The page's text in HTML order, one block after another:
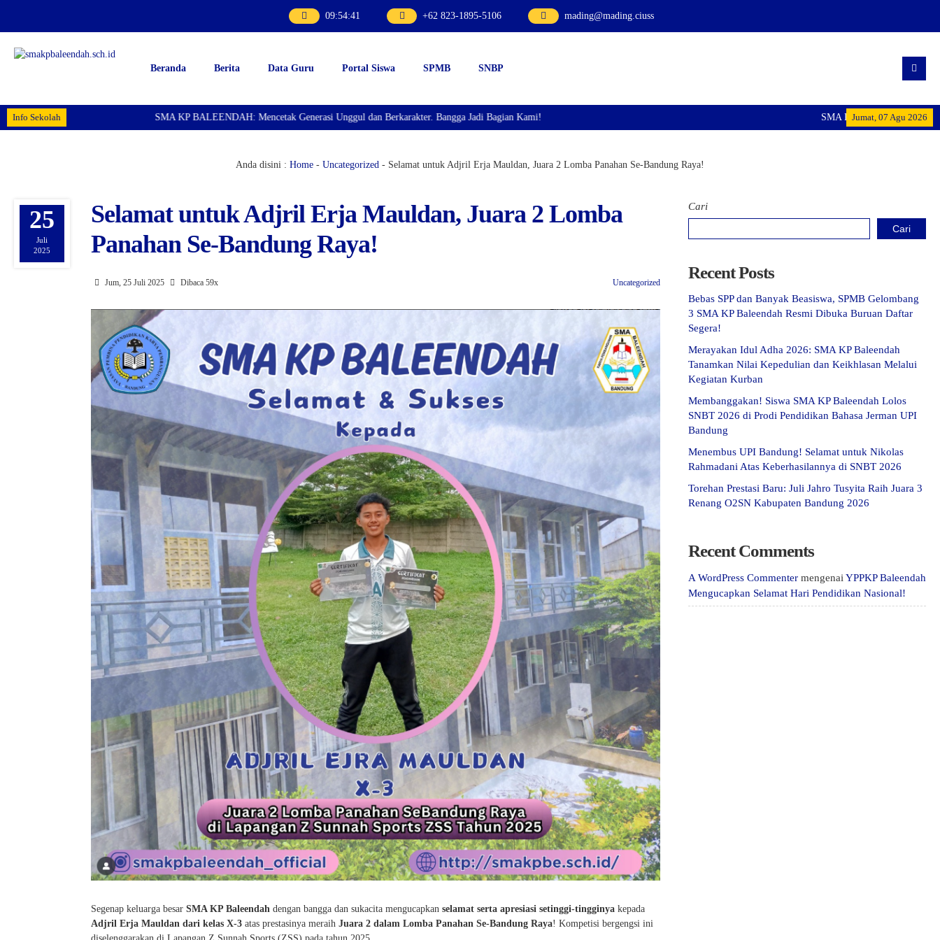
09:54:42 +62 823-1895-5106 mading@mading.ciuss
Beranda Berita Data Guru Portal Siswa SPMB SNBP
Info Sekolah Jumat, 07 Agu 2026
SMA KP BALEENDAH:
SMA KP BALEENDAH: Mencetak Generasi Unggul dan Berkarakter. Bangga Jadi Bagian Kami!
Anda disini : Home - Uncategorized - Selamat untuk Adjril Erja Mauldan, Juara 2 Lomba Panahan Se-Bandung Raya!
25
Juli
2025
Selamat untuk Adjril Erja Mauldan, Juara 2 Lomba
Panahan Se-Bandung Raya!
Jum, 25 Juli 2025 Dibaca 59x Uncategorized
Segenap keluarga besar SMA KP Baleendah dengan bangga dan sukacita mengucapkan selamat serta apresiasi setinggi-tingginya kepada
Adjril Erja Mauldan dari kelas X-3 atas prestasinya meraih Juara 2 dalam Lomba Panahan Se-Bandung Raya! Kompetisi bergengsi ini
Cari
Cari
Recent Posts
Bebas SPP dan Banyak Beasiswa, SPMB Gelombang
3 SMA KP Baleendah Resmi Dibuka Buruan Daftar
Segera!
Merayakan Idul Adha 2026: SMA KP Baleendah
Tanamkan Nilai Kepedulian dan Keikhlasan Melalui
Kegiatan Kurban
Membanggakan! Siswa SMA KP Baleendah Lolos
SNBT 2026 di Prodi Pendidikan Bahasa Jerman UPI
Bandung
Menembus UPI Bandung! Selamat untuk Nikolas
Rahmadani Atas Keberhasilannya di SNBT 2026
Torehan Prestasi Baru: Juli Jahro Tusyita Raih Juara 3
Renang O2SN Kabupaten Bandung 2026
Recent Comments
A WordPress Commenter mengenai YPPKP Baleendah
Mengucapkan Selamat Hari Pendidikan Nasional!